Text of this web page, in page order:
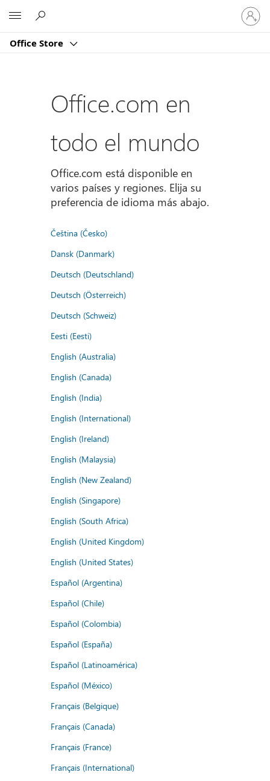
Office Store
Iniciar
sesión
en
cuenta
Office.com en
todo el mundo
Office.com está disponible en
varios países y regiones. Elija su
preferencia de idioma más abajo.
Čeština (Česko)
Dansk (Danmark)
Deutsch (Deutschland)
Deutsch (Österreich)
Deutsch (Schweiz)
Eesti (Eesti)
English (Australia)
English (Canada)
English (India)
English (International)
English (Ireland)
English (Malaysia)
English (New Zealand)
English (Singapore)
English (South Africa)
English (United Kingdom)
English (United States)
Español (Argentina)
Español (Chile)
Español (Colombia)
Español (España)
Español (Latinoamérica)
Español (México)
Français (Belgique)
Français (Canada)
Français (France)
Français (International)